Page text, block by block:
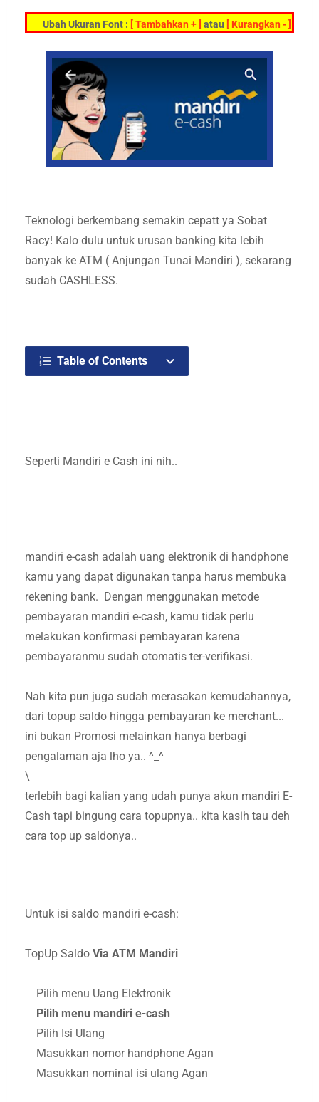
Ubah Ukuran Font : [ Tambahkan + ] atau [ Kurangkan - ]
Teknologi berkembang semakin cepatt ya Sobat
Racy! Kalo dulu untuk urusan banking kita lebih
banyak ke ATM ( Anjungan Tunai Mandiri ), sekarang
sudah CASHLESS.
Table of Contents
Seperti Mandiri e Cash ini nih..
mandiri e-cash adalah uang elektronik di handphone
kamu yang dapat digunakan tanpa harus membuka
rekening bank. Dengan menggunakan metode
pembayaran mandiri e-cash, kamu tidak perlu
melakukan konfirmasi pembayaran karena
pembayaranmu sudah otomatis ter-verifikasi.
Nah kita pun juga sudah merasakan kemudahannya,
dari topup saldo hingga pembayaran ke merchant...
ini bukan Promosi melainkan hanya berbagi
pengalaman aja lho ya.. ^_^
\
terlebih bagi kalian yang udah punya akun mandiri E-
Cash tapi bingung cara topupnya.. kita kasih tau deh
cara top up saldonya..
Untuk isi saldo mandiri e-cash:
TopUp Saldo Via ATM Mandiri
Pilih menu Uang Elektronik
Pilih menu mandiri e-cash
Pilih Isi Ulang
Masukkan nomor handphone Agan
Masukkan nominal isi ulang Agan